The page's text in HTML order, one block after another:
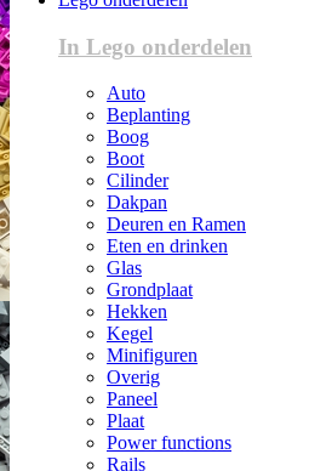
In Lego onderdelen
Auto
Beplanting
Boog
Boot
Cilinder
Dakpan
Deuren en Ramen
Eten en drinken
Glas
Grondplaat
Hekken
Kegel
Minifiguren
Overig
Paneel
Plaat
Power functions
Rails